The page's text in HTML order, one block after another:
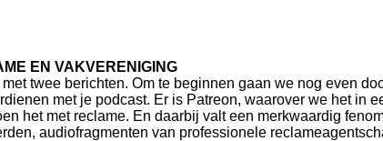
EN VAKVERENIGING
twee berichten. Om te beginnen gaan we nog even
met je podcast. Er is Patreon, waarover we het in
het met reclame. En daarbij valt een merkwaardig
audiofragmenten van professionele